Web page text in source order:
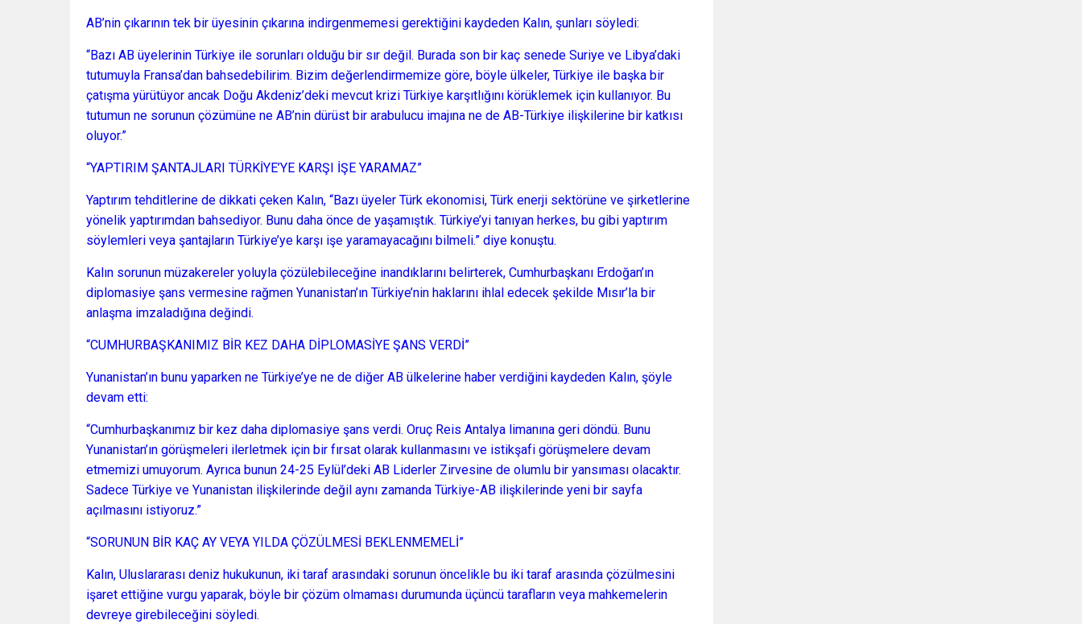
AB’nin çıkarının tek bir üyesinin çıkarına indirgenmemesi gerektiğini kaydeden Kalın, şunları söyledi:
“Bazı AB üyelerinin Türkiye ile sorunları olduğu bir sır değil. Burada son bir kaç senede Suriye ve Libya’daki
tutumuyla Fransa’dan bahsedebilirim. Bizim değerlendirmemize göre, böyle ülkeler, Türkiye ile başka bir
çatışma yürütüyor ancak Doğu Akdeniz’deki mevcut krizi Türkiye karşıtlığını körüklemek için kullanıyor. Bu
tutumun ne sorunun çözümüne ne AB’nin dürüst bir arabulucu imajına ne de AB-Türkiye ilişkilerine bir katkısı
oluyor.”
“YAPTIRIM ŞANTAJLARI TÜRKİYE’YE KARŞI İŞE YARAMAZ”
Yaptırım tehditlerine de dikkati çeken Kalın, “Bazı üyeler Türk ekonomisi, Türk enerji sektörüne ve şirketlerine
yönelik yaptırımdan bahsediyor. Bunu daha önce de yaşamıştık. Türkiye’yi tanıyan herkes, bu gibi yaptırım
söylemleri veya şantajların Türkiye’ye karşı işe yaramayacağını bilmeli.” diye konuştu.
Kalın sorunun müzakereler yoluyla çözülebileceğine inandıklarını belirterek, Cumhurbaşkanı Erdoğan’ın
diplomasiye şans vermesine rağmen Yunanistan’ın Türkiye’nin haklarını ihlal edecek şekilde Mısır’la bir
anlaşma imzaladığına değindi.
“CUMHURBAŞKANIMIZ BİR KEZ DAHA DİPLOMASİYE ŞANS VERDİ”
Yunanistan’ın bunu yaparken ne Türkiye’ye ne de diğer AB ülkelerine haber verdiğini kaydeden Kalın, şöyle
devam etti:
“Cumhurbaşkanımız bir kez daha diplomasiye şans verdi. Oruç Reis Antalya limanına geri döndü. Bunu
Yunanistan’ın görüşmeleri ilerletmek için bir fırsat olarak kullanmasını ve istikşafi görüşmelere devam
etmemizi umuyorum. Ayrıca bunun 24-25 Eylül’deki AB Liderler Zirvesine de olumlu bir yansıması olacaktır.
Sadece Türkiye ve Yunanistan ilişkilerinde değil aynı zamanda Türkiye-AB ilişkilerinde yeni bir sayfa
açılmasını istiyoruz.”
“SORUNUN BİR KAÇ AY VEYA YILDA ÇÖZÜLMESİ BEKLENMEMELİ”
Kalın, Uluslararası deniz hukukunun, iki taraf arasındaki sorunun öncelikle bu iki taraf arasında çözülmesini
işaret ettiğine vurgu yaparak, böyle bir çözüm olmaması durumunda üçüncü tarafların veya mahkemelerin
devreye girebileceğini söyledi.